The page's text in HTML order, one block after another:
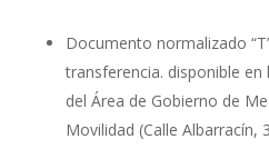
Documento normalizado
transferencia. disponible en
del Área de Gobierno de
Movilidad (Calle Albarracín,